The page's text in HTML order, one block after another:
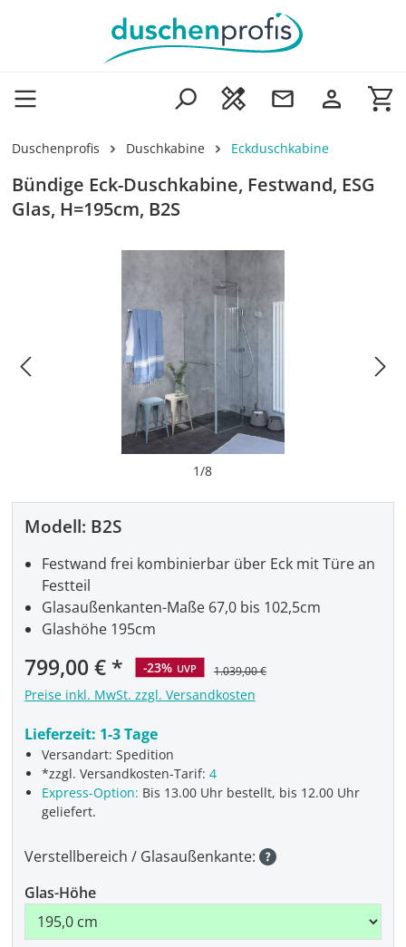
Zum Hauptinhalt springen
Duschenprofis Duschkabine Eckduschkabine
Bündige Eck-Duschkabine, Festwand, ESG
Glas, H=195cm, B2S
1/8
Modell: B2S
Verkaufspreis:
799,00 € -23% UVP 1.039,00 €
Preise inkl. MwSt. zzgl. Versandkosten
Lieferzeit: 1-3 Tage
Versandart: Spedition
*zzgl. Versandkosten-Tarif:4
Express-Option: Bis 13.00 Uhr bestellt, bis 12.00 Uhr
geliefert.
Festwand frei kombinierbar über Eck mit Türe an
Festteil
Glasaußenkanten-Maße 67,0 bis 102,5cm
Glashöhe 195cm
Verstellbereich / Glasaußenkante:
Glas-Höhe